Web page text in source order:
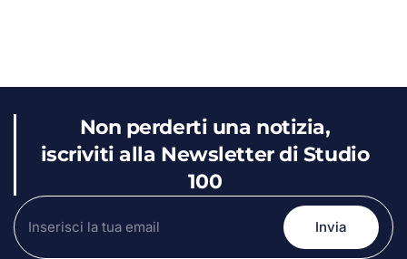
Non perderti una notizia,
iscriviti alla Newsletter di Studio
100